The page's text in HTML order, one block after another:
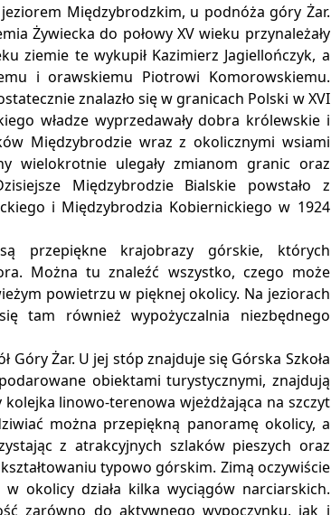
Międzybrodzkim, u podnóża góry Żar.
Żywiecka do połowy XV wieku przynależały
ziemie te wykupił Kazimierz Jagiellończyk, a
i orawskiemu Piotrowi Komorowskiemu.
znalazło się w granicach Polski w XVI
władze wyprzedawały dobra królewskie i
Międzybrodzie wraz z okolicznymi wsiami
wielokrotnie ulegały zmianom granic oraz
Międzybrodzie Bialskie powstało z
i Międzybrodzia Kobiernickiego w 1924
przepiękne krajobrazy górskie, których
Można tu znaleźć wszystko, czego może
powietrzu w pięknej okolicy. Na jeziorach
tam również wypożyczalnia niezbędnego
Żar. U jej stóp znajduje się Górska Szkoła
obiektami turystycznymi, znajdują
linowo-terenowa wjeżdżająca na szczyt
można przepiękną panoramę okolicy, a
z atrakcyjnych szlaków pieszych oraz
typowo górskim. Zimą oczywiście
okolicy działa kilka wyciągów narciarskich.
zarówno do aktywnego wypoczynku, jak i